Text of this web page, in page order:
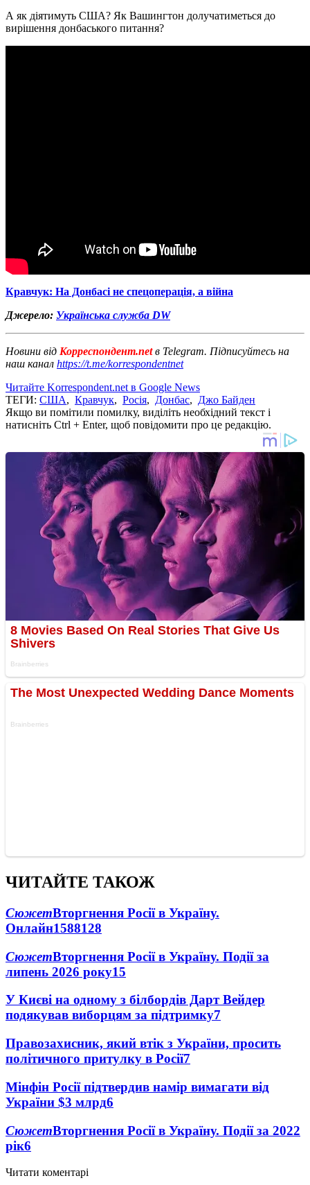
А як діятимуть США? Як Вашингтон долучатиметься до
вирішення донбаського питання?
Кравчук: На Донбасі не спецоперація, а війна
Джерело: Українська служба DW
Новини від Корреспондент.netв Telegram. Підписуйтесь на
наш канал https://t.me/korrespondentnet
Читайте Korrespondent.net в Google News
ТЕГИ: США, Кравчук, Росія, Донбас, Джо Байден
Якщо ви помітили помилку, виділіть необхідний текст і
натисніть Ctrl + Enter, щоб повідомити про це редакцію.
ЧИТАЙТЕ ТАКОЖ
СюжетВторгнення Росії в Україну.
Онлайн1588128
СюжетВторгнення Росії в Україну. Події за
липень 2026 року15
У Києві на одному з білбордів Дарт Вейдер
подякував виборцям за підтримку7
Правозахисник, який втік з України, просить
політичного притулку в Росії7
Мінфін Росії підтвердив намір вимагати від
України $3 млрд6
СюжетВторгнення Росії в Україну. Події за 2022
рік6
Читати коментарі